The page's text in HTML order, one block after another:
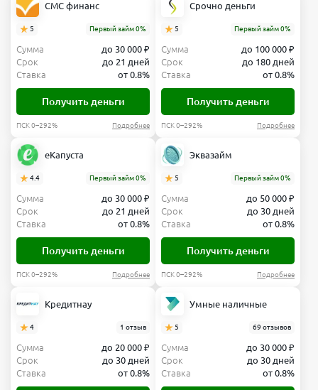
СМС финанс
5 Первый займ 0%
Сумма
до 30 000 ₽
Срок
до 21 дней
Ставка
от 0.8%
Получить деньги
ПСК 0–292% Подробнее
Срочно деньги
5 Первый займ 0%
Сумма
до 100 000 ₽
Срок
до 180 дней
Ставка
от 0.8%
Получить деньги
ПСК 0–292% Подробнее
еКапуста
4.4 Первый займ 0%
Сумма
до 30 000 ₽
Срок
до 21 дней
Ставка
от 0.8%
Получить деньги
ПСК 0–292% Подробнее
Эквазайм
5 Первый займ 0%
Сумма
до 50 000 ₽
Срок
до 30 дней
Ставка
от 0.8%
Получить деньги
ПСК 0–292% Подробнее
Кредитнау
4 1 отзыв
Сумма
до 20 000 ₽
Срок
до 30 дней
Ставка
от 0.8%
Умные наличные
5 69 отзывов
Сумма
до 30 000 ₽
Срок
до 30 дней
Ставка
от 0.8%